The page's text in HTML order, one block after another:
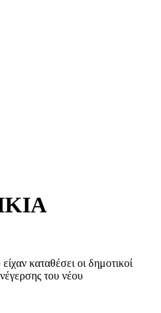
καταθέσει οι δημοτικοί
του νέου